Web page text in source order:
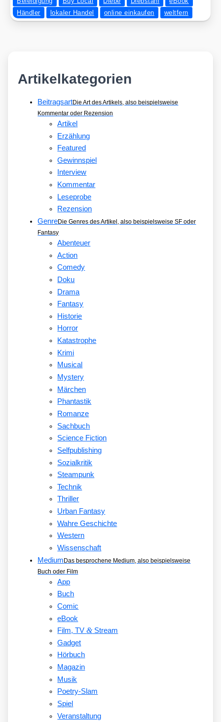
Händler
lokaler Handel online einkaufen weltfern
Artikelkategorien
BeitragsartDie Art des Artikels, also beispielsweise
Kommentar oder Rezension
Artikel
Erzählung
Featured
Gewinnspiel
Interview
Kommentar
Leseprobe
Rezension
GenreDie Genres des Artikel, also beispielsweise SF oder
Fantasy
Abenteuer
Action
Comedy
Doku
Drama
Fantasy
Historie
Horror
Katastrophe
Krimi
Musical
Mystery
Märchen
Phantastik
Romanze
Sachbuch
Science Fiction
Selfpublishing
Sozialkritik
Steampunk
Technik
Thriller
Urban Fantasy
Wahre Geschichte
Western
Wissenschaft
MediumDas besprochene Medium, also beispielsweise
Buch oder Film
App
Buch
Comic
eBook
Film, TV&Stream
Gadget
Hörbuch
Magazin
Musik
Poetry-Slam
Spiel
Veranstaltung